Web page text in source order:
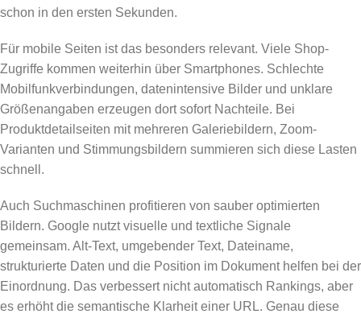
schon in den ersten Sekunden.
Für mobile Seiten ist das besonders relevant. Viele Shop-
Zugriffe kommen weiterhin über Smartphones. Schlechte
Mobilfunkverbindungen, datenintensive Bilder und unklare
Größenangaben erzeugen dort sofort Nachteile. Bei
Produktdetailseiten mit mehreren Galeriebildern, Zoom-
Varianten und Stimmungsbildern summieren sich diese Lasten
schnell.
Auch Suchmaschinen profitieren von sauber optimierten
Bildern. Google nutzt visuelle und textliche Signale
gemeinsam. Alt-Text, umgebender Text, Dateiname,
strukturierte Daten und die Position im Dokument helfen bei der
Einordnung. Das verbessert nicht automatisch Rankings, aber
es erhöht die semantische Klarheit einer URL. Genau diese